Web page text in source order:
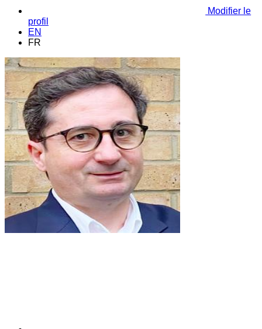
Modifier le
profil
EN
FR